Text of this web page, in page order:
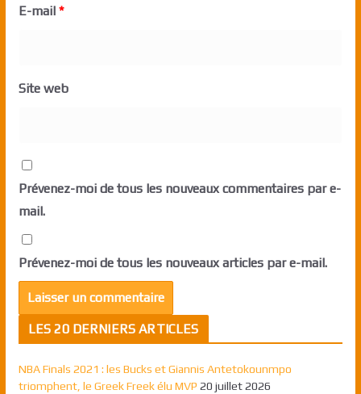
E-mail *
Site web
Prévenez-moi de tous les nouveaux commentaires par e-
mail.
Prévenez-moi de tous les nouveaux articles par e-mail.
LES 20 DERNIERS ARTICLES
NBA Finals 2021 : les Bucks et Giannis Antetokounmpo
triomphent, le Greek Freek élu MVP 20 juillet 2026